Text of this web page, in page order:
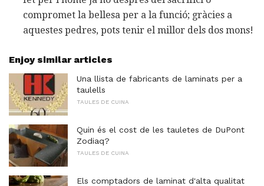
compromet la bellesa per a la funció; gràcies a
aquestes pedres, pots tenir el millor dels dos mons!
Enjoy similar articles
Una llista de fabricants de laminats per a
taulells
TAULES DE CUINA
Quin és el cost de les tauletes de DuPont
Zodiaq?
TAULES DE CUINA
Els comptadors de laminat d'alta qualitat